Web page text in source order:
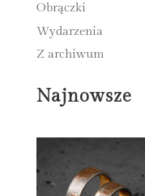
Obrączki
Wydarzenia
Z archiwum
Najnowsze